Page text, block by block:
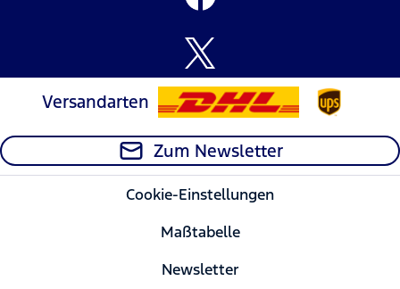
Versandarten
Zum Newsletter
Cookie-Einstellungen
Maßtabelle
Newsletter